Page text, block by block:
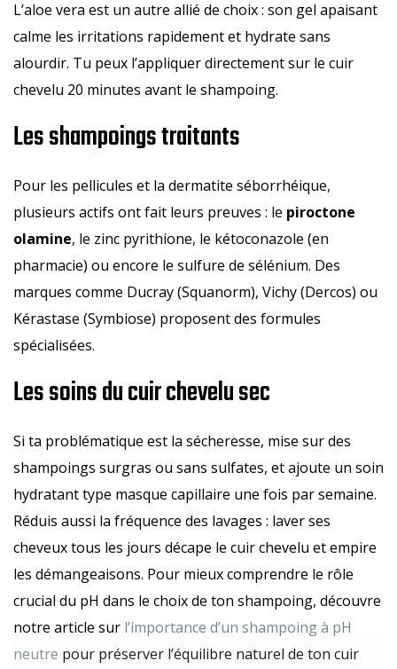
L’aloe vera est un autre allié de choix : son gel apaisant
calme les irritations rapidement et hydrate sans
alourdir. Tu peux l’appliquer directement sur le cuir
chevelu 20 minutes avant le shampoing.
Les shampoings traitants
Pour les pellicules et la dermatite séborrhéique,
plusieurs actifs ont fait leurs preuves : le piroctone
olamine, le zinc pyrithione, le kétoconazole (en
pharmacie) ou encore le sulfure de sélénium. Des
marques comme Ducray (Squanorm), Vichy (Dercos) ou
Kérastase (Symbiose) proposent des formules
spécialisées.
Les soins du cuir chevelu sec
Si ta problématique est la sécheresse, mise sur des
shampoings surgras ou sans sulfates, et ajoute un soin
hydratant type masque capillaire une fois par semaine.
Réduis aussi la fréquence des lavages : laver ses
cheveux tous les jours décape le cuir chevelu et empire
les démangeaisons. Pour mieux comprendre le rôle
crucial du pH dans le choix de ton shampoing, découvre
notre article sur l’importance d’un shampoing à pH
neutre pour préserver l’équilibre naturel de ton cuir